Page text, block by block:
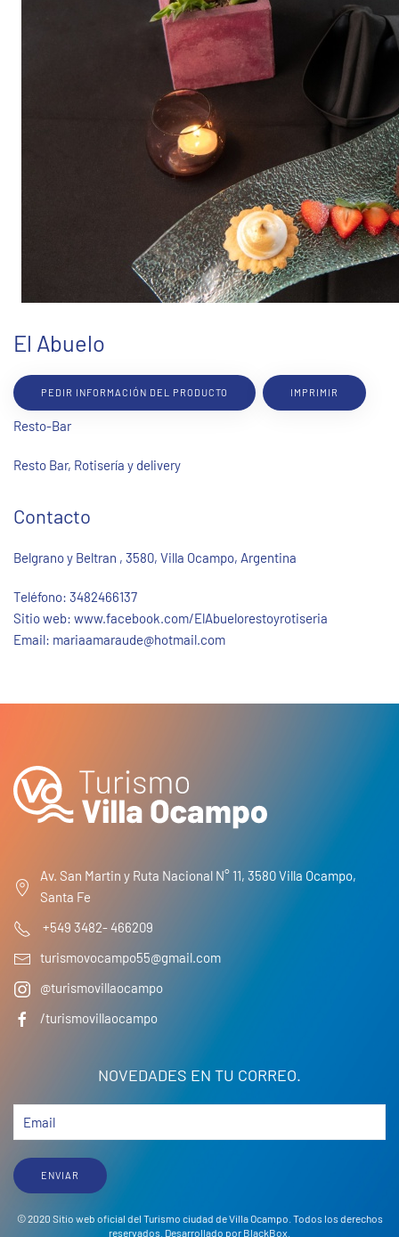
El Abuelo
PEDIR INFORMACIÓN DEL PRODUCTO IMPRIMIR
Resto-Bar
Resto Bar, Rotisería y delivery
Contacto
Belgrano y Beltran , 3580, Villa Ocampo, Argentina
Teléfono: 3482466137
Sitio web: www.facebook.com/ElAbuelorestoyrotiseria
Email: mariaamaraude@hotmail.com
Av. San Martin y Ruta Nacional N° 11, 3580 Villa Ocampo,
Santa Fe
+549 3482- 466209
turismovocampo55@gmail.com
@turismovillaocampo
/turismovillaocampo
NOVEDADES EN TU CORREO.
ENVIAR
© 2020 Sitio web oficial del Turismo ciudad de Villa Ocampo. Todos los derechos
reservados. Desarrollado por BlackBox